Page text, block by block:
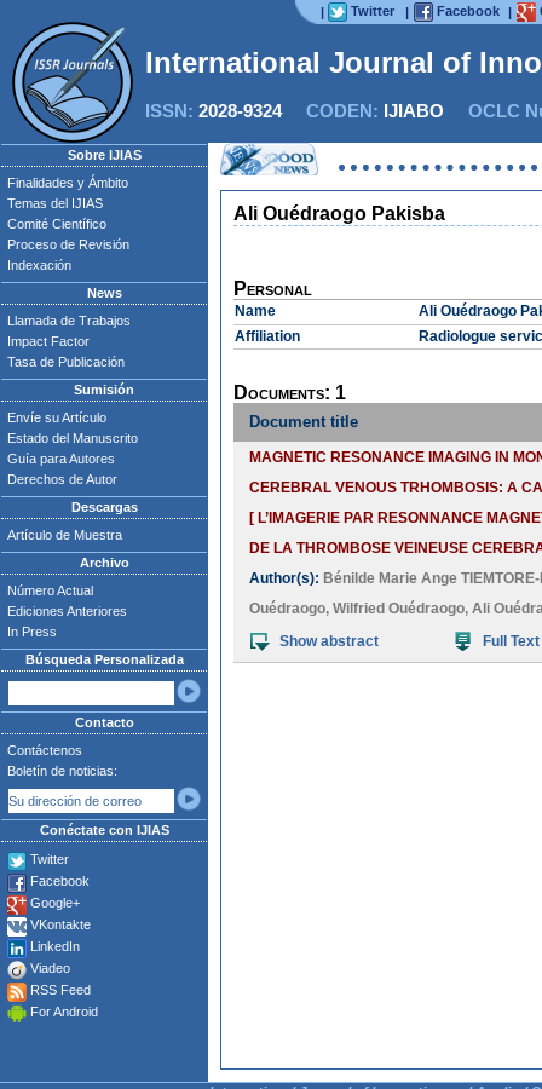
| Twitter | Facebook |
International Journal of
ISSN: 2028-9324CODEN: IJIABO OCLC
Sobre IJIAS
Finalidades y Ámbito
Temas del IJIAS
Comité Científico
Proceso de Revisión
Indexación
News
Llamada de Trabajos
Impact Factor
Tasa de Publicación
Sumisión
Envíe su Artículo
Estado del Manuscrito
Guía para Autores
Derechos de Autor
Descargas
Artículo de Muestra
Archivo
Número Actual
Ediciones Anteriores
In Press
Búsqueda Personalizada
Contacto
Contáctenos
Boletín de noticias:
Conéctate con IJIAS
Twitter
Facebook
Google+
VKontakte
LinkedIn
Viadeo
RSS Feed
For Android
Ali Ouédraogo Pakisba
Personal
Name
Ali Ouédraogo
Affiliation
Radiologue
Documents: 1
Document title
MAGNETIC RESONANCE IMAGING IN
CEREBRAL VENOUS TRHOMBOSIS: A
[ L’IMAGERIE PAR RESONNANCE
DE LA THROMBOSE VEINEUSE
Author(s): Bénilde Marie Ange
Ouédraogo, Wilfried Ouédraogo, Ali
Show abstract
Full Text